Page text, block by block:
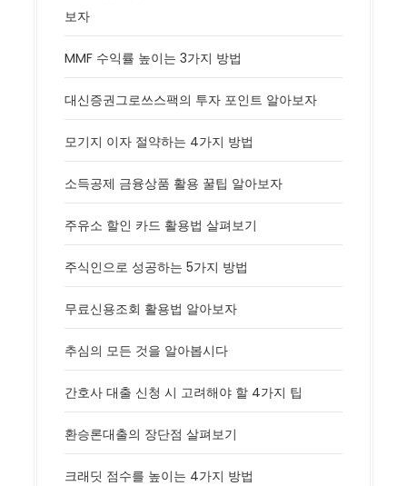
보자
MMF 수익률 높이는 3가지 방법
대신증권그로쓰스팩의 투자 포인트 알아보자
모기지 이자 절약하는 4가지 방법
소득공제 금융상품 활용 꿀팁 알아보자
주유소 할인 카드 활용법 살펴보기
주식인으로 성공하는 5가지 방법
무료신용조회 활용법 알아보자
추심의 모든 것을 알아봅시다
간호사 대출 신청 시 고려해야 할 4가지 팁
환승론대출의 장단점 살펴보기
크래딧 점수를 높이는 4가지 방법